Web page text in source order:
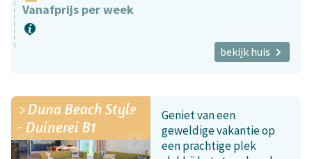
Vanafprijs per week
bekijk huis
Duna Beach Style
- Duinerei B1
Geniet van een
geweldige vakantie op
een prachtige plek